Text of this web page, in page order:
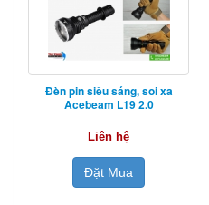
Đèn pin siêu sáng, soi xa
Acebeam L19 2.0
Liên hệ
Đặt Mua